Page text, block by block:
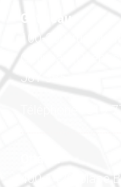
Gatineau
100-200, rue
Gatineau (Québec)
J8Y 3B5
Téléphone : 819-
400-1420, place